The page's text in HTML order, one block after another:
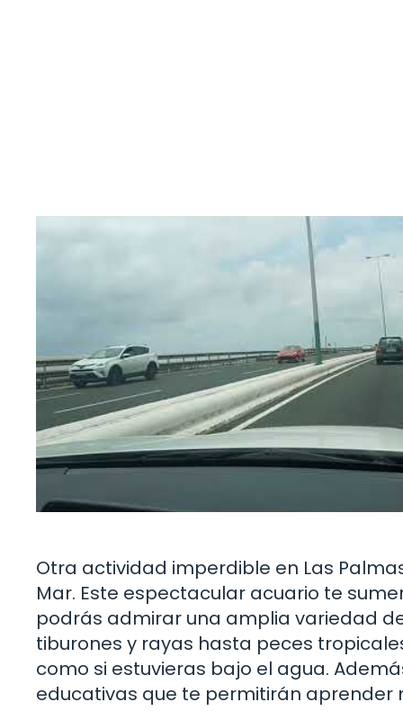
Otra actividad imperdible en Las
Mar. Este espectacular acuario te
podrás admirar una amplia variedad
tiburones y rayas hasta peces
como si estuvieras bajo el agua.
educativas que te permitirán